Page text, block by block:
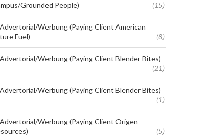
Grounded People)
(15)
Advertorial/Werbung (Paying Client American
Fuel)
(8)
Advertorial/Werbung (Paying Client Blender Bites)
(21)
Advertorial/Werbung (Paying Client Blender Bites)
(1)
Advertorial/Werbung (Paying Client Origen
(5)